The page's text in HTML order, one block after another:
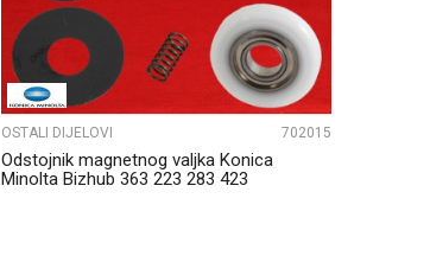
OSTALI DIJELOVI 702015
Odstojnik magnetnog valjka Konica
Minolta Bizhub 363 223 283 423